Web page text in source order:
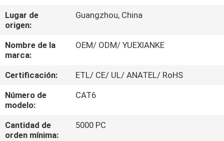
SOBRE
NOSOTROS
VIAJE
DE
LA
FÁBRICA
Lugar de
origen:
Guangzhou, China
Nombre de la
marca:
OEM/ ODM/ YUEXIANKE
Certificación:
ETL/ CE/ UL/ ANATEL/ RoHS
Número de
modelo:
CAT6
Cantidad de
orden mínima:
5000 PC